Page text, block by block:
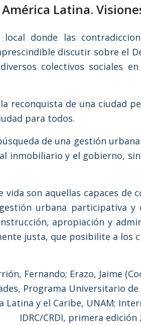
Latina.
donde las
discutir sobre el
colectivos sociales
reconquista de una ciudad
para todos.
de una gestión
inmobiliario y el gobierno,
vida son aquellas capaces
urbana participativa y
apropiación y
justa, que posibilite a los
Fernando; Erazo, Jaime
Programa Universitario
Latina y el Caribe, UNAM;
IDRC/CRDI, primera edición